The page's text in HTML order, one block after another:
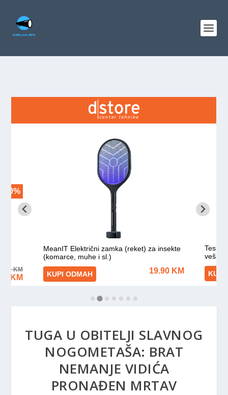
TUGA U OBITELJI SLAVNOG
NOGOMETAŠA: BRAT
NEMANJE VIDIĆA
PRONAĐEN MRTAV